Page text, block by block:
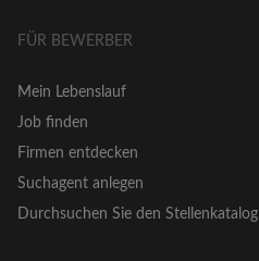
FÜR BEWERBER
Mein Lebenslauf
Job finden
Firmen entdecken
Suchagent anlegen
Durchsuchen Sie den Stellenkatalog